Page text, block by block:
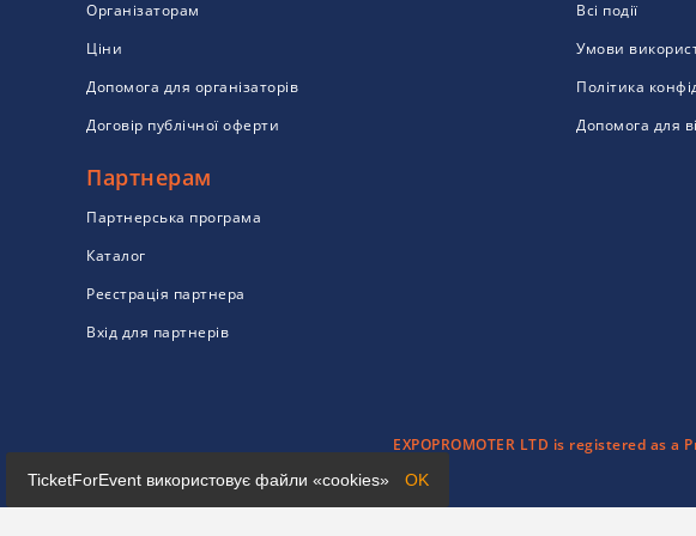
TicketForEvent використовує файли «cookies» OK
Організаторам
Ціни
Допомога для організаторів
Договір публічної оферти
Партнерам
Партнерська програма
Каталог
Реєстрація партнера
Вхід для партнерів
Всі події
Умови
Політика
Допомога для
EXPOPROMOTER LTD is registered as